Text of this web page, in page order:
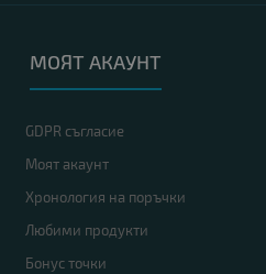
МОЯТ АКАУНТ
GDPR съгласие
Моят акаунт
Хронология на поръчки
Любими продукти
Бонус точки